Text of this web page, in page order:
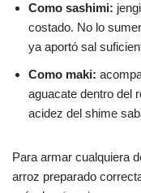
Como sashimi:
costado. No lo
ya aportó sal
Como maki:
aguacate dentro del
acidez del shime
Para armar cualquiera
arroz preparado